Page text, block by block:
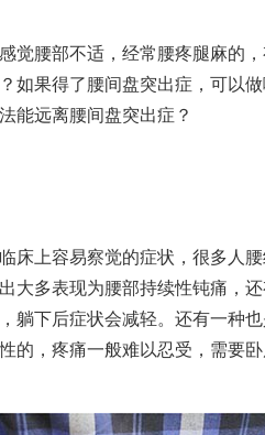
觉腰部不适，经常腰疼腿麻的
如果得了腰间盘突出症，可以
能远离腰间盘突出症？
上容易察觉的症状，很多人腰
大多表现为腰部持续性钝痛，
躺下后症状会减轻。还有一种
的，疼痛一般难以忍受，需要